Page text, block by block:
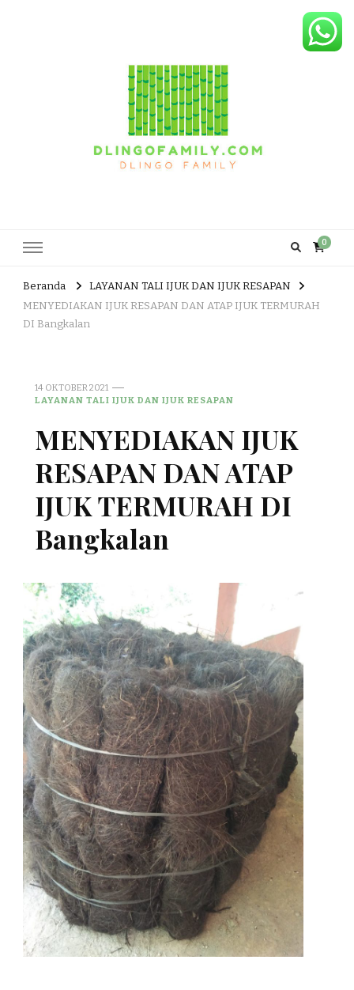
0
Beranda
LAYANAN TALI IJUK DAN IJUK RESAPAN
MENYEDIAKAN IJUK RESAPAN DAN ATAP IJUK TERMURAH
DI Bangkalan
14 OKTOBER 2021
LAYANAN TALI IJUK DAN IJUK RESAPAN
MENYEDIAKAN IJUK
RESAPAN DAN ATAP
IJUK TERMURAH DI
Bangkalan